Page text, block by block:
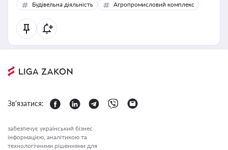
Будівельна діяльність Агропромисловий комплекс
Зв'язатися:
забезпечує український бізнес
інформацією, аналітикою та
технологічними рішеннями для